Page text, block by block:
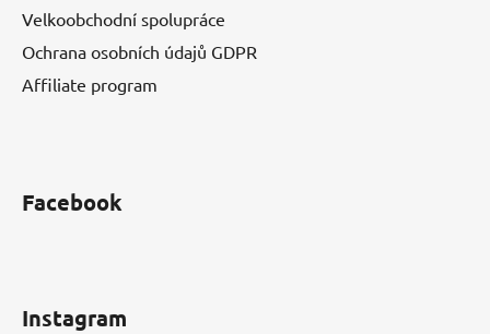
Velkoobchodní spolupráce
Ochrana osobních údajů GDPR
Affiliate program
Facebook
Instagram